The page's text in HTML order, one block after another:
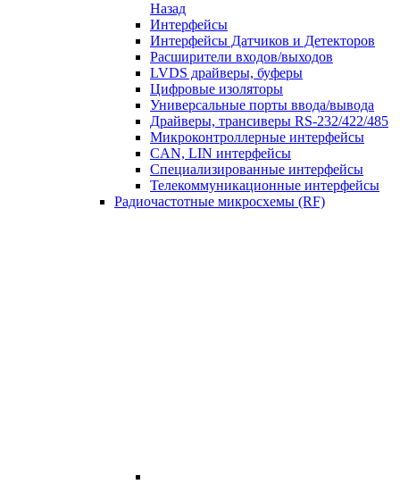
Назад
Интерфейсы
Интерфейсы Датчиков и Детекторов
Расширители входов/выходов
LVDS драйверы, буферы
Цифровые изоляторы
Универсальные порты ввода/вывода
Драйверы, трансиверы RS-232/422/485
Микроконтроллерные интерфейсы
CAN, LIN интерфейсы
Специализированные интерфейсы
Телекоммуникационные интерфейсы
Радиочастотные микросхемы (RF)